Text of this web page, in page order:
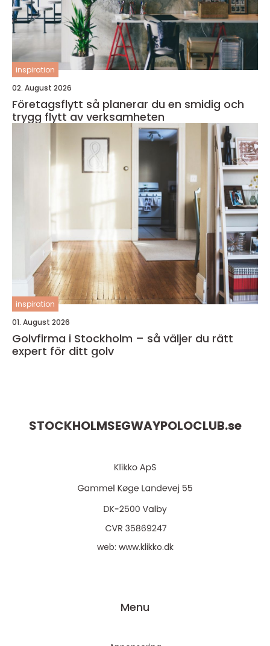
inspiration
02. August 2026
Företagsflytt så planerar du en smidig och
trygg flytt av verksamheten
inspiration
01. August 2026
Golvfirma i Stockholm – så väljer du rätt
expert för ditt golv
STOCKHOLMSEGWAYPOLOCLUB.se
web: www.klikko.dk
Menu